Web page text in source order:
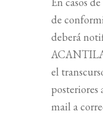
de
deberá
el
posteriores
mail a